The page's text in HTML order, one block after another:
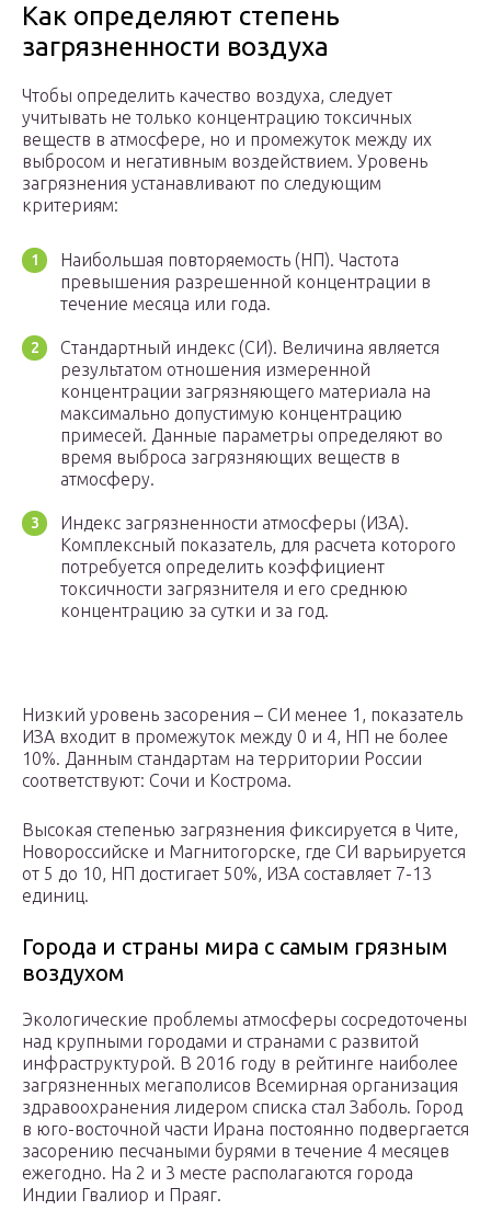
Как определяют степень
загрязненности воздуха
Чтобы определить качество воздуха, следует
учитывать не только концентрацию токсичных
веществ в атмосфере, но и промежуток между их
выбросом и негативным воздействием. Уровень
загрязнения устанавливают по следующим
критериям:
Наибольшая повторяемость (НП). Частота
превышения разрешенной концентрации в
течение месяца или года.
Стандартный индекс (СИ). Величина является
результатом отношения измеренной
концентрации загрязняющего материала на
максимально допустимую концентрацию
примесей. Данные параметры определяют во
время выброса загрязняющих веществ в
атмосферу.
Индекс загрязненности атмосферы (ИЗА).
Комплексный показатель, для расчета которого
потребуется определить коэффициент
токсичности загрязнителя и его среднюю
концентрацию за сутки и за год.
Низкий уровень засорения – СИ менее 1, показатель
ИЗА входит в промежуток между 0 и 4, НП не более
10%. Данным стандартам на территории России
соответствуют: Сочи и Кострома.
Высокая степенью загрязнения фиксируется в Чите,
Новороссийске и Магнитогорске, где СИ варьируется
от 5 до 10, НП достигает 50%, ИЗА составляет 7-13
единиц.
Города и страны мира с самым грязным
воздухом
Экологические проблемы атмосферы сосредоточены
над крупными городами и странами с развитой
инфраструктурой. В 2016 году в рейтинге наиболее
загрязненных мегаполисов Всемирная организация
здравоохранения лидером списка стал Заболь. Город
в юго-восточной части Ирана постоянно подвергается
засорению песчаными бурями в течение 4 месяцев
ежегодно. На 2 и 3 месте располагаются города
Индии Гвалиор и Праяг.